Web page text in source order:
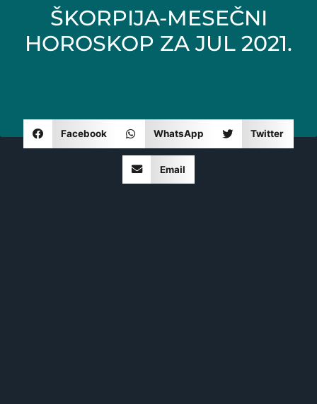
ŠKORPIJA-MESEČNI
HOROSKOP ZA JUL 2021.
Facebook WhatsApp Twitter
Email